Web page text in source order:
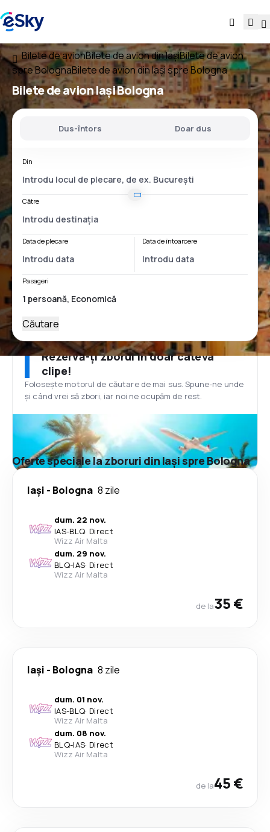
Bilete de avionBilete de avion din IașiBilete de avion
spre BolognaBilete de avion din Iași spre Bologna
Bilete de avionIași Bologna
Dus-întors Doar dus
Din
Către
Data de plecare Data de întoarcere
Pasageri
Căutare
Rezervă-ți zborul în doar câteva
clipe!
Folosește motorul de căutare de mai sus. Spune-ne unde
și când vrei să zbori, iar noi ne ocupăm de rest.
Oferte speciale la zboruri din Iași spre Bologna
Iași - Bologna 8 zile
dum. 22 nov.
IAS-BLQ· Direct
Wizz Air Malta
dum. 29 nov.
BLQ-IAS· Direct
Wizz Air Malta
de la35 €
Iași - Bologna 8 zile
dum. 01 nov.
IAS-BLQ· Direct
Wizz Air Malta
dum. 08 nov.
BLQ-IAS· Direct
Wizz Air Malta
de la45 €